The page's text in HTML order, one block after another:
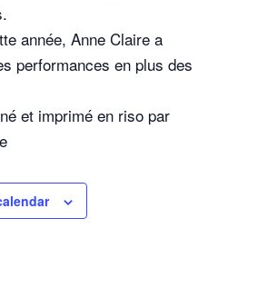
année, Anne Claire a
performances en plus des
et imprimé en riso par